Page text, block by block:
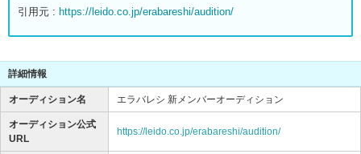
引用元 : https://leido.co.jp/erabareshi/audition/
詳細情報
オーディション名 エラバレシ 新メンバーオーディション
オーディション公式
URL
https://leido.co.jp/erabareshi/audition/